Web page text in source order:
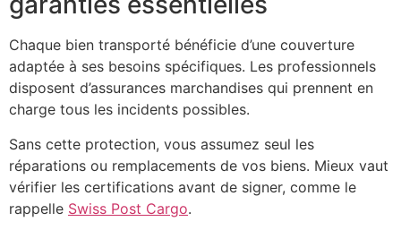
Chaque bien transporté bénéficie d’une couverture
adaptée à ses besoins spécifiques. Les professionnels
disposent d’assurances marchandises qui prennent en
charge tous les incidents possibles.
Sans cette protection, vous assumez seul les
réparations ou remplacements de vos biens. Mieux vaut
vérifier les certifications avant de signer, comme le
rappelle Swiss Post Cargo.